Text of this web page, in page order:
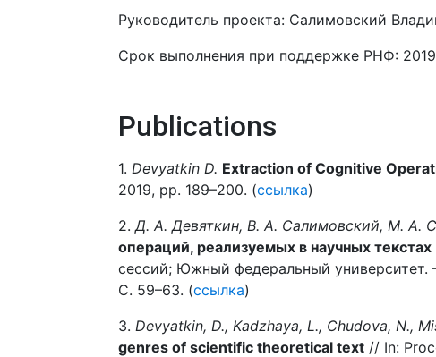
Руководитель проекта: Салимовский
Срок выполнения при поддержке РНФ:
Publications
1. Devyatkin D. Extraction of Cognitive
2019, pp. 189–200. (ссылка)
2.Д. А. Девяткин, В. А. Салимовский, М. А.
операций, реализуемых в научных текстах
сессий; Южный федеральный университет.
С. 59–63. (ссылка)
3. Devyatkin, D., Kadzhaya, L., Chudova, N.,
genres of scientific theoretical text // In: